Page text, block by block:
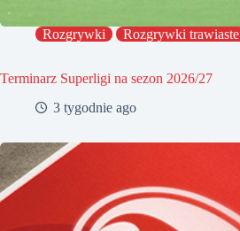
Rozgrywki Rozgrywki trawiaste
Terminarz Superligi na sezon 2026/27
3 tygodnie ago